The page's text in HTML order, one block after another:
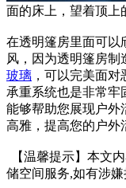
面的床上，望着顶上
在透明篷房里面可以
风，因为透明篷房制
玻璃 ，可以完美面
承重系统也是非常牢
能够帮助您展现户外
高雅，提高您的户外
【温馨提示】本文
储空间服务,如有涉嫌